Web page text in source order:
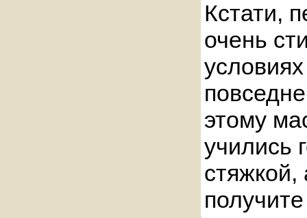
Кстати,
очень
этому
учились